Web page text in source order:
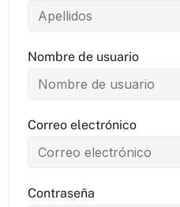
Nombre de usuario
Correo electrónico
Contraseña